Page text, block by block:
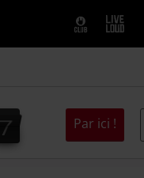
5
6
5
7
6 Par ici !